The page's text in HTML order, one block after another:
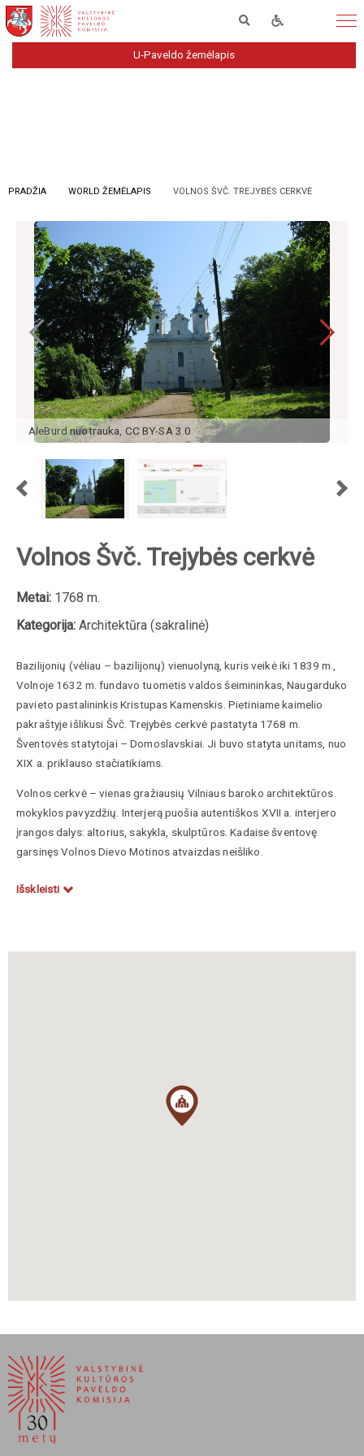
U-Paveldo žemėlapis
PRADŽIA WORLD ŽEMĖLAPIS VOLNOS ŠVČ. TREJYBĖS CERKVĖ
AleBurdnuotrauka CC BY-SA 3.0
Volnos Švč. Trejybės cerkvė
Metai: 1768 m.
Kategorija: Architektūra (sakralinė)
Bazilijonių (vėliau – bazilijonų) vienuolyną, kuris veikė iki 1839 m.,
Volnoje 1632 m. fundavo tuometis valdos šeimininkas, Naugarduko
pavieto pastalininkis Kristupas Kamenskis. Pietiniame kaimelio
pakraštyje išlikusi Švč. Trejybės cerkvė pastatyta 1768 m.
Šventovės statytojai – Domoslavskiai. Ji buvo statyta unitams, nuo
XIX a. priklauso stačiatikiams.
Volnos cerkvė – vienas gražiausių Vilniaus baroko architektūros
mokyklos pavyzdžių. Interjerą puošia autentiškos XVII a. interjero
įrangos dalys: altorius, sakykla, skulptūros. Kadaise šventovę
garsinęs Volnos Dievo Motinos atvaizdas neišliko.
kultūros tyrimų institutas, 2012
Išskleisti